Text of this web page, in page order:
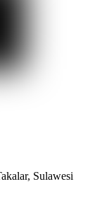
Sulawesi